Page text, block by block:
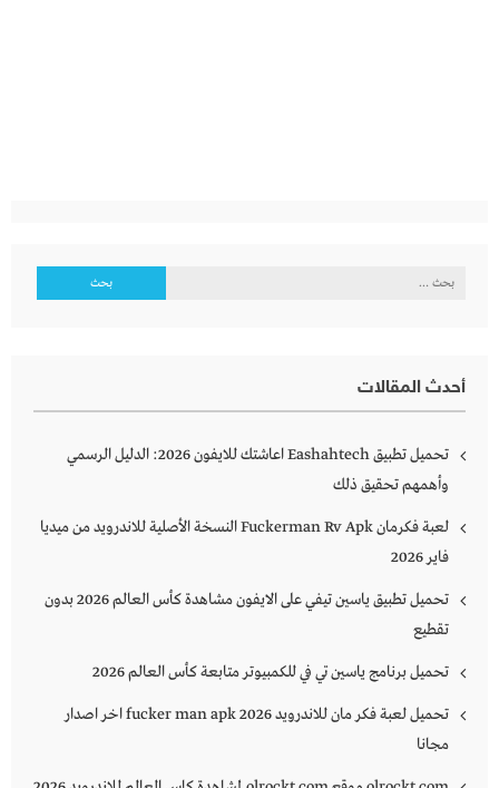
البحث
أحدث المقالات
تحميل تطبيق Eashahtech اعاشتك للايفون 2026: الدليل الرسمي
وأهمهم تحقيق ذلك
لعبة فكرمان Fuckerman Rv Apk النسخة الأصلية للاندرويد من ميديا
فاير 2026
تحميل تطبيق ياسين تيفي على الايفون مشاهدة كأس العالم 2026 بدون
تقطيع
تحميل برنامج ياسين تي في للكمبيوتر متابعة كأس العالم 2026
تحميل لعبة فكر مان للاندرويد 2026 fucker man apk اخر اصدار
مجانا